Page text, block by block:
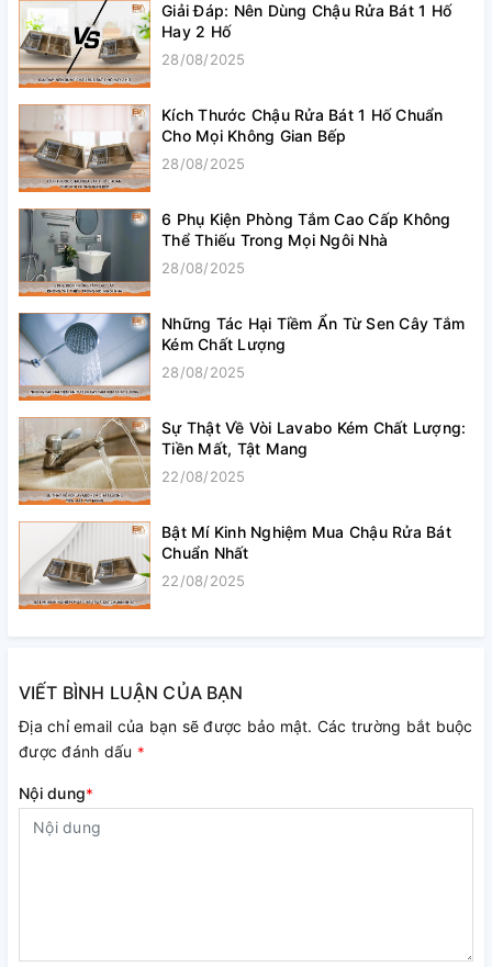
Giải Đáp: Nên Dùng Chậu Rửa Bát 1 Hố
Hay 2 Hố
28/08/2025
Kích Thước Chậu Rửa Bát 1 Hố Chuẩn
Cho Mọi Không Gian Bếp
28/08/2025
6 Phụ Kiện Phòng Tắm Cao Cấp Không
Thể Thiếu Trong Mọi Ngôi Nhà
28/08/2025
Những Tác Hại Tiềm Ẩn Từ Sen Cây Tắm
Kém Chất Lượng
28/08/2025
Sự Thật Về Vòi Lavabo Kém Chất Lượng:
Tiền Mất, Tật Mang
22/08/2025
Bật Mí Kinh Nghiệm Mua Chậu Rửa Bát
Chuẩn Nhất
22/08/2025
VIẾT BÌNH LUẬN CỦA BẠN
Địa chỉ email của bạn sẽ được bảo mật. Các trường bắt buộc
được đánh dấu *
Nội dung*